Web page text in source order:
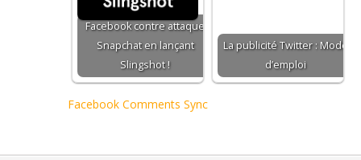
Facebook contre attaque
Snapchat en lançant
Slingshot !
La publicité Twitter : Mode
d’emploi
Facebook Comments Sync